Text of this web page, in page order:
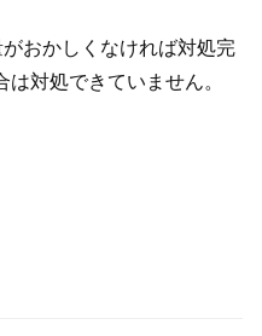
おかしくなければ対処完
対処できていません。